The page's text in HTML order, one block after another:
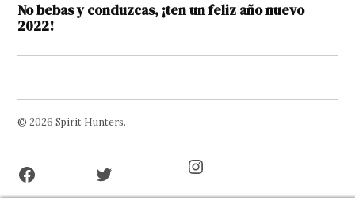
No bebas y conduzcas, ¡ten un feliz año nuevo
2022!
© 2026 Spirit Hunters.